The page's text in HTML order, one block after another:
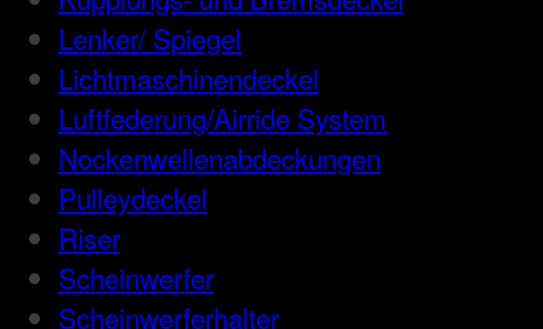
Lenker/ Spiegel
Lichtmaschinendeckel
Luftfederung/Airride System
Nockenwellenabdeckungen
Pulleydeckel
Riser
Scheinwerfer
Scheinwerferhalter